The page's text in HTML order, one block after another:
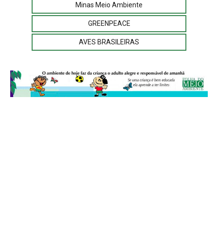
Minas Meio Ambiente
GREENPEACE
AVES BRASILEIRAS